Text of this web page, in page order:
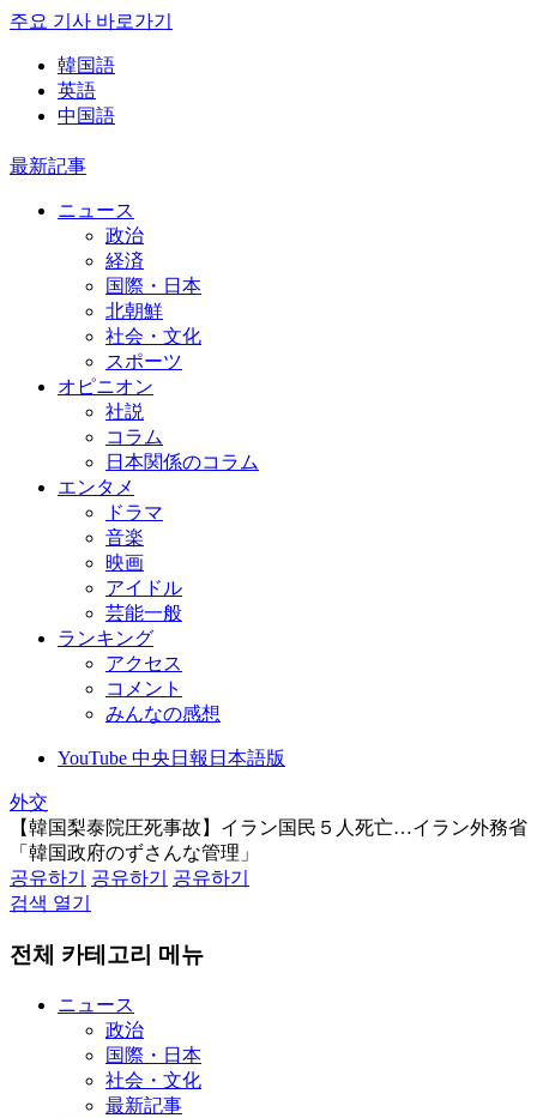
주요 기사 바로가기
韓国語
英語
中国語
最新記事
ニュース
政治
経済
国際・日本
北朝鮮
社会・文化
スポーツ
オピニオン
社説
コラム
日本関係のコラム
エンタメ
ドラマ
音楽
映画
アイドル
芸能一般
ランキング
アクセス
コメント
みんなの感想
YouTube 中央日報日本語版
外交
【韓国梨泰院圧死事故】イラン国民５人死亡…イラン外務省
「韓国政府のずさんな管理」
공유하기
공유하기
공유하기
검색 열기
전체 카테고리 메뉴
ニュース
政治
国際・日本
社会・文化
最新記事